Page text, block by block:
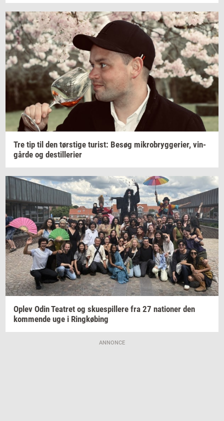
Tre tip til den tørsti­ge turist: Besøg mi­kro­bryg­ge­ri­er, vin­
går­de og destil­le­ri­er
Oplev OdinTe­a­tret og sku­e­spil­le­re fra 27 na­tio­ner den
kom­men­de uge i Ring­kø­bing
ANNONCE